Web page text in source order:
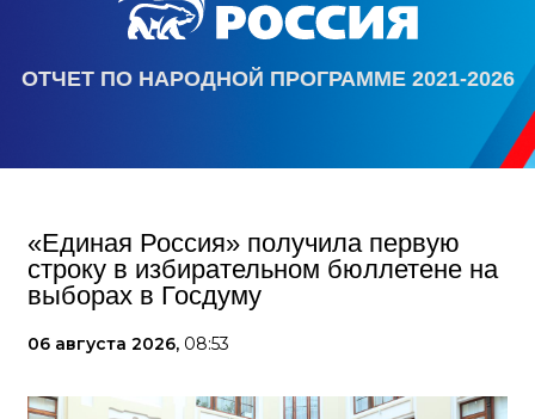
ОТЧЕТ ПО НАРОДНОЙ ПРОГРАММЕ 2021-2026
«Единая Россия» получила первую
строку в избирательном бюллетене на
выборах в Госдуму
06 августа 2026, 08:53